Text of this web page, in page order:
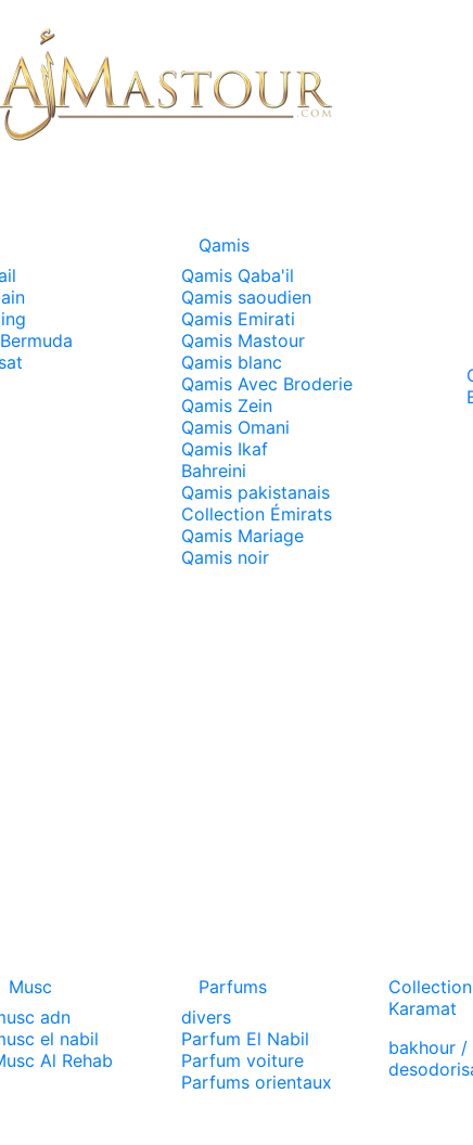
Qamis
Qamis Qaba'il
Qamis saoudien
Qamis Emirati
Qamis Mastour
Qamis blanc
Qamis Avec Broderie
Qamis Zein
Qamis Omani
Qamis Ikaf
Bahreini
Qamis pakistanais
Collection Émirats
Qamis Mariage
Qamis noir
Musc
adn
el nabil
Al Rehab
Parfums
divers
Parfum El Nabil
Parfum voiture
Parfums orientaux
Collection
Karamat
bakhour /